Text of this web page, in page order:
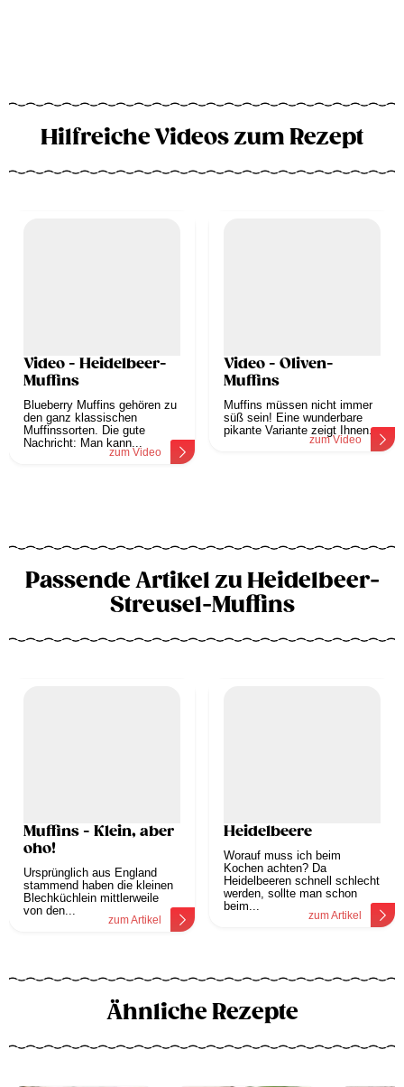
Hilfreiche Videos zum Rezept
Video - Heidelbeer-
Muffins
Blueberry Muffins gehören zu
den ganz klassischen
Muffinssorten. Die gute
Nachricht: Man kann...
zum Video
Video - Oliven-
Muffins
Muffins müssen nicht immer
süß sein! Eine wunderbare
pikante Variante zeigt Ihnen...
zum Video
Passende Artikel zu Heidelbeer-
Streusel-Muffins
Muffins - Klein, aber
oho!
Ursprünglich aus England
stammend haben die kleinen
Blechküchlein mittlerweile
von den...
zum Artikel
Heidelbeere
Worauf muss ich beim
Kochen achten? Da
Heidelbeeren schnell schlecht
werden, sollte man schon
beim...
zum Artikel
Ähnliche Rezepte